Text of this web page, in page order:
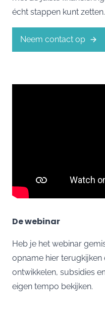
écht stappen kunt zetten.
Neem contact op
De webinar
Heb je het webinar
opname hier
ontwikkelen, subsidies
eigen tempo bekijken.